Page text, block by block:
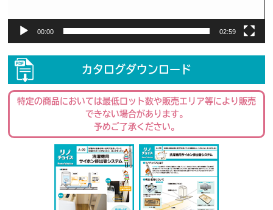
00:00 02:59
カタログダウンロード
特定の商品においては最低ロット数や販売エリア等により販売
できない場合があります。
予めご了承ください。